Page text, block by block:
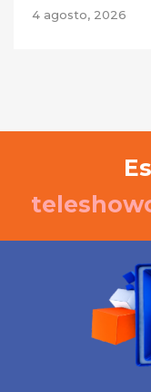
4 agosto, 2026